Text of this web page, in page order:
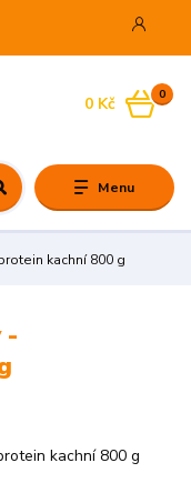
Menu
0
0 Kč
kachní 800 g
-